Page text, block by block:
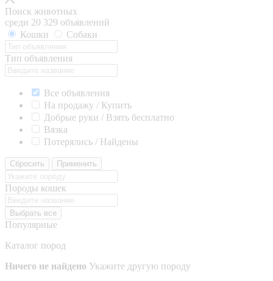
Поиск животных
среди 20 329 объявлений
Кошки
Собаки
Тип объявления
Все объявления
На продажу / Купить
Добрые руки / Взять бесплатно
Вязка
Потерялись / Найдены
Сбросить Применить
Породы кошек
Выбрать все
Популярные
Каталог пород
Ничего не найдено Укажите другую породу